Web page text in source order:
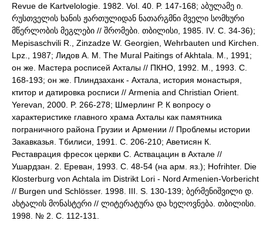
Revue de Kartvelologie. 1982. Vol. 40. P. 147-168; აბულამე ი.
რუსთველის ხანის ჟართულიდან ნათარგმნი მველი სომხური
მწერლობის მეგლები // შრომები. თბილისი, 1985. IV. С. 34-36);
Mepisaschvili R., Zinzadze W. Georgien, Wehrbauten und Kirchen.
Lpz., 1987; Лидов А. М. The Mural Paitings of Akhtala. M., 1991;
он же. Мастера росписей Ахталы // ПКНО, 1992. М., 1993. С.
168-193; он же. Плиндзаханк - Ахтала, история монастыря,
ктитор и датировка росписи // Armenia and Christian Orient.
Yerevan, 2000. P. 266-278; Шмерлинг Р. К вопросу о
характеристике главного храма Ахталы как памятника
пограничного района Грузии и Армении // Проблемы истории
Закавказья. Тбилиси, 1991. С. 206-210; Аветисян К.
Реставрация фресок церкви С. Аствацацин в Ахтале //
Ушардзан. 2. Ереван, 1993. С. 48-54 (на арм. яз.); Hofrihter. Die
Klosterburg von Achtala im Distrikt Lori - Nord Armenien-Vorbericht
// Burgen und Schlösser. 1998. III. S. 130-139; ბერმენიშვილი დ.
ახტალის მონასტერი // ლიტერატურა და ხელოვნება. თბილისი.
1998. № 2. С. 112-131.